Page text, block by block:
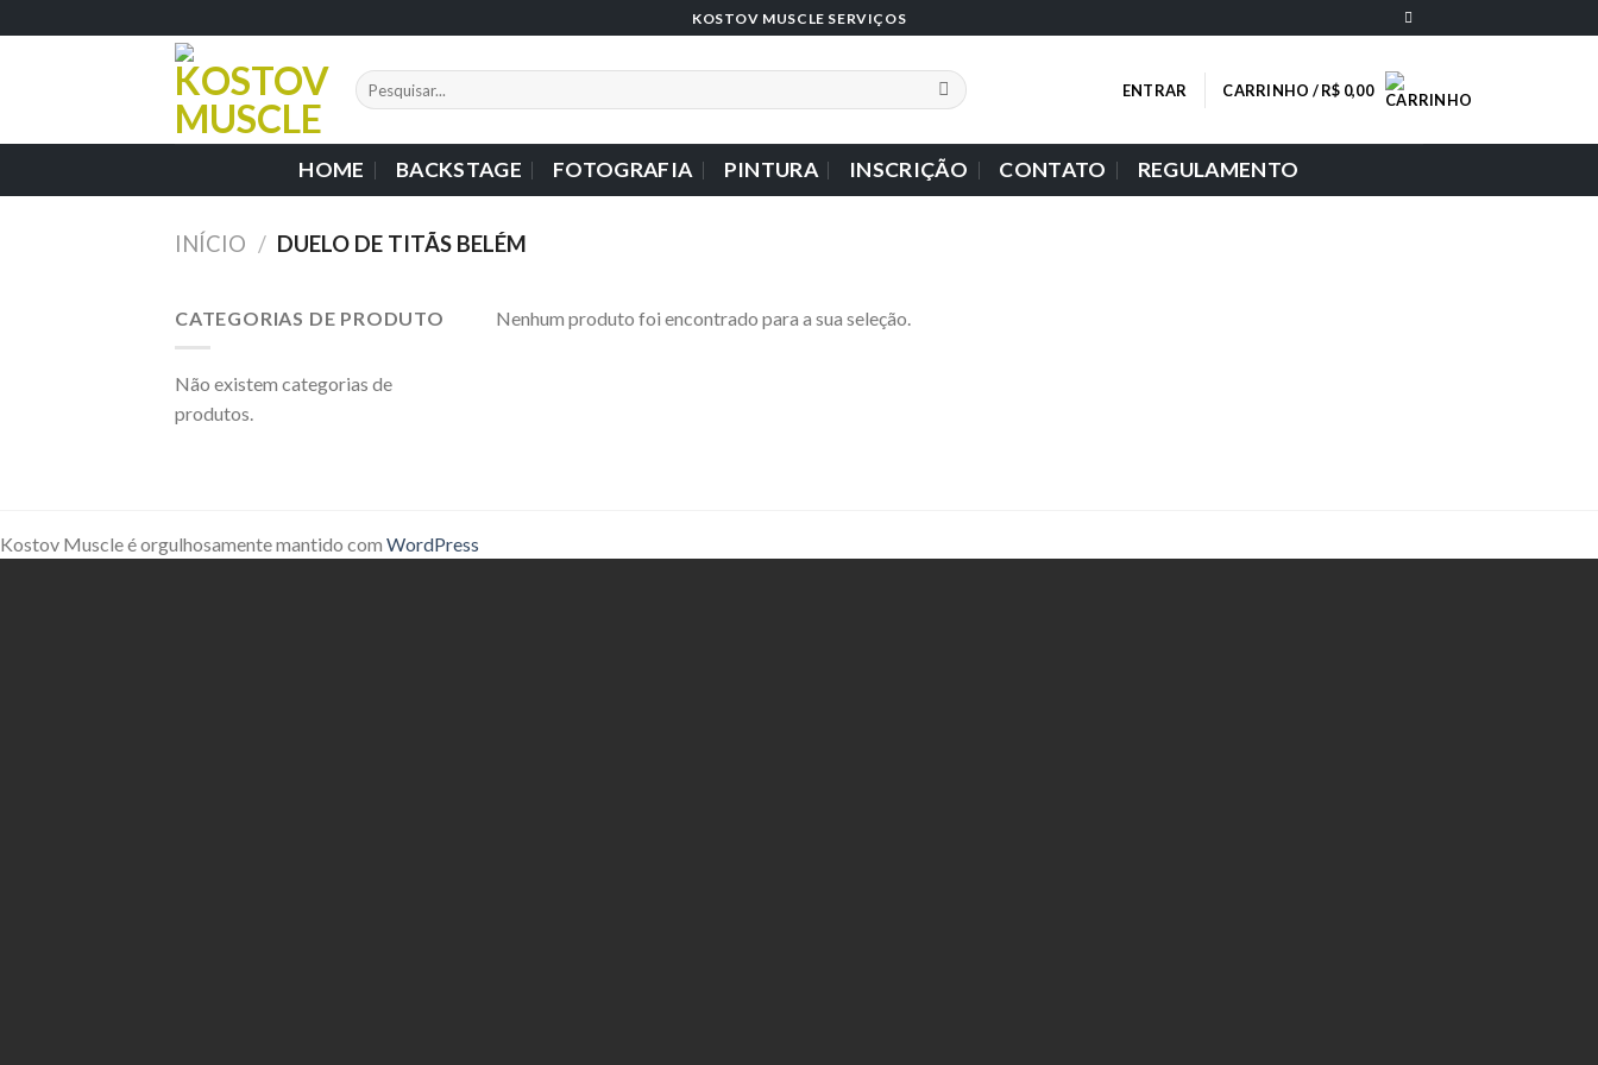
to
KOSTOV MUSCLE SERVIÇOS
Pesquisar
por:
ENTRAR CARRINHO /R$ 0,00
HOME BACKSTAGE FOTOGRAFIA PINTURA INSCRIÇÃO CONTATO REGULAMENTO
INÍCIO / DUELO DE TITÃS BELÉM
CATEGORIAS DE PRODUTO
Não existem categorias de
produtos.
Nenhum produto foi encontrado para a sua seleção.
Kostov Muscle é orgulhosamente mantido com WordPress